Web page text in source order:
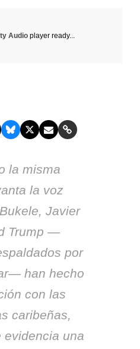
Audio player ready...
la misma
la voz
Javier
Trump —
por
han hecho
con las
caribeñas,
evidencia una